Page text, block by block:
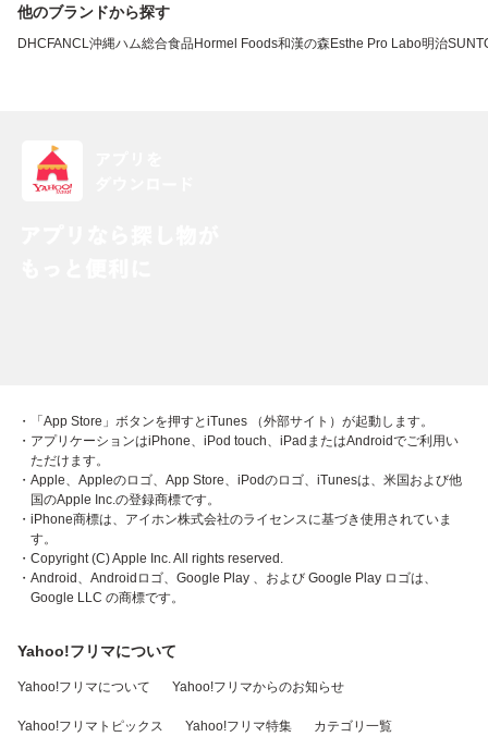
他のブランドから探す
DHC FANCL沖縄ハム総合食品Hormel Foods和漢の森 Esthe Pro Labo明治
・「App Store」ボタンを押すとiTunes （外部サイト）が起動します。
・アプリケーションはiPhone、iPod touch、iPadまたはAndroidでご利用い
ただけます。
・Apple、Appleのロゴ、App Store、iPodのロゴ、iTunesは、米国および他
国のApple Inc.の登録商標です。
・iPhone商標は、アイホン株式会社のライセンスに基づき使用されていま
す。
・Copyright (C) Apple Inc. All rights reserved.
・Android、Androidロゴ、Google Play 、および Google Play ロゴは、
Google LLC の商標です。
Yahoo!フリマについて
Yahoo!フリマについて Yahoo!フリマからのお知らせ
Yahoo!フリマトピックス Yahoo!フリマ特集 カテゴリ一覧